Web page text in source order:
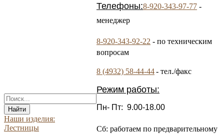
Найти
Наши изделия:
Лестницы
Телефоны:8-920-343-97-77 -
менеджер
8-920-343-92-22 - по техническим
вопросам
8 (4932) 58-44-44- тел./факс
Режим работы:
Пн- Пт: 9.00-18.00
Сб: работаем по предварительному